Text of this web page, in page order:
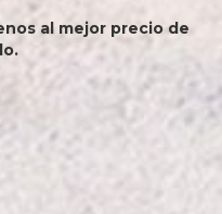
al mejor precio de